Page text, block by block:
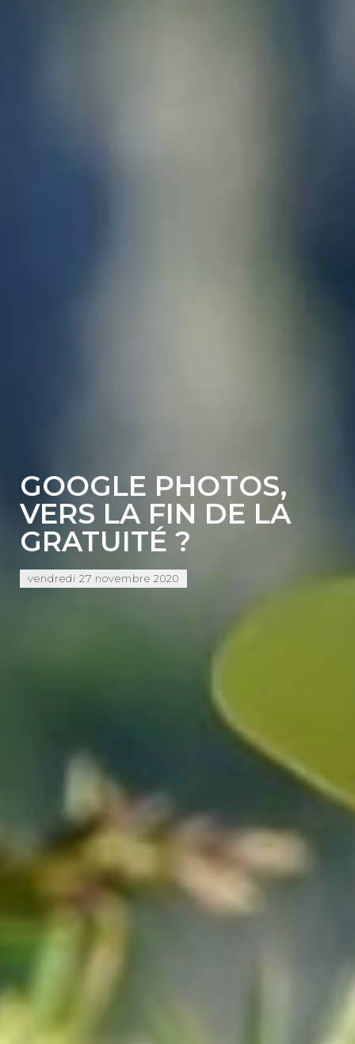
GOOGLE PHOTOS,
VERS LA FIN DE LA
GRATUITÉ ?
vendredi 27 novembre 2020